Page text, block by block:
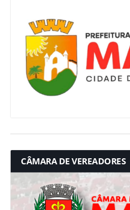
CÂMARA DE VEREADORES